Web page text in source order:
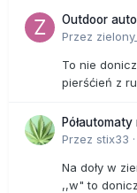
Outdoor
Przez
To nie
pierśćień z
Przez stix33 ·
Na doły w
,,w" to